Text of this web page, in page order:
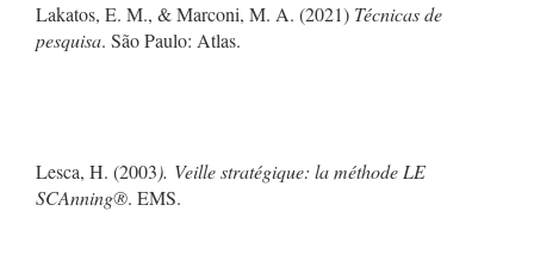
Lakatos, E. M., & Marconi, M. A. (2021) Técnicas de
pesquisa. São Paulo: Atlas.
Lesca, H. (2003). Veille stratégique: la méthode LE
SCAnning®. EMS.